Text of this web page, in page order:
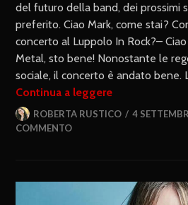
del futuro della band, dei prossimi
preferito. Ciao Mark, come stai?
concerto al Luppolo In Rock?–
Metal, sto bene! Nonostante le
sociale, il concerto è andato bene.
Continua a leggere
ROBERTA RUSTICO 4
COMMENTO